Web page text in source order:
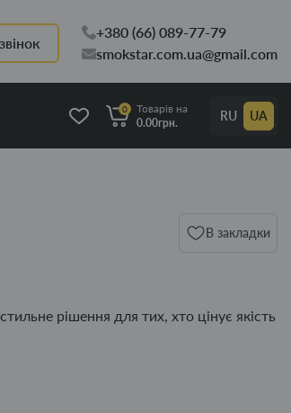
+380 (66) 089-77-79
smokstar.com.ua@gmail.com
0
Товарів на
0.00грн.
RU UA
В закладки
рішення для тих, хто цінує якість